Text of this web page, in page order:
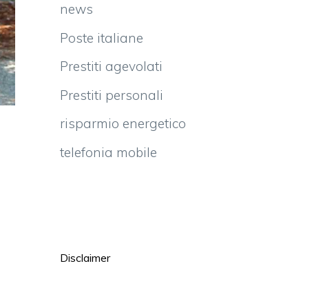
news
Poste italiane
Prestiti agevolati
Prestiti personali
risparmio energetico
telefonia mobile
Disclaimer